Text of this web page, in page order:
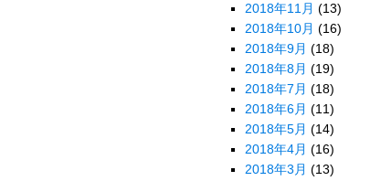
2018年11月 (13)
2018年10月 (16)
2018年9月 (18)
2018年8月 (19)
2018年7月 (18)
2018年6月 (11)
2018年5月 (14)
2018年4月 (16)
2018年3月 (13)